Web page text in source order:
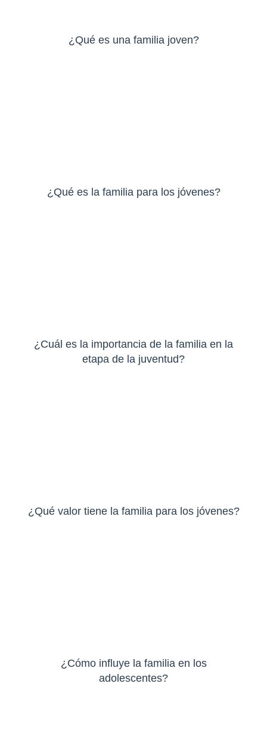
¿Qué es una familia joven?
¿Qué es la familia para los jóvenes?
¿Cuál es la importancia de la familia en la
etapa de la juventud?
¿Qué valor tiene la familia para los jóvenes?
¿Cómo influye la familia en los
adolescentes?